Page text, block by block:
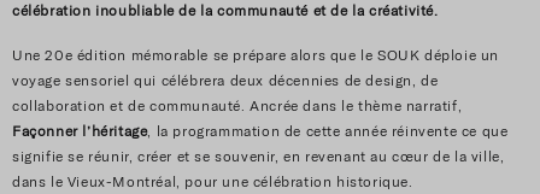
célébration inoubliable de la communauté et de la créativité.
Une 20e édition mémorable se prépare alors que le SOUK déploie un
voyage sensoriel qui célébrera deux décennies de design, de
collaboration et de communauté. Ancrée dans le thème narratif,
Façonner l’héritage, la programmation de cette année réinvente ce que
signifie se réunir, créer et se souvenir, en revenant au cœur de la ville,
dans le Vieux-Montréal, pour une célébration historique.